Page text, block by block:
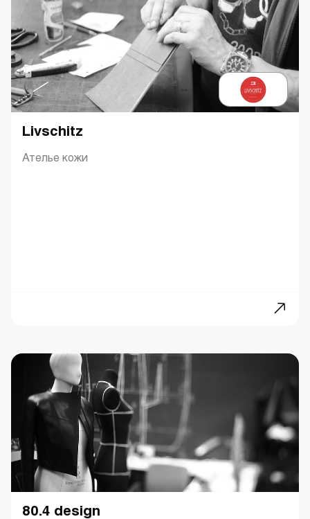
Livschitz
Ателье кожи
80.4 design